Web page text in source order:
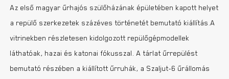
Az első magyar űrhajós szülőházának épületében kapott helyet
a repülő szerkezetek százéves történetét bemutató kiállítás.A
vitrinekben részletesen kidolgozott repülőgépmodellek
láthatóak, hazai és katonai fókusszal. A tárlat űrrepülést
bemutató részében a kiállított űrruhák, a Szaljut-6 űrállomás